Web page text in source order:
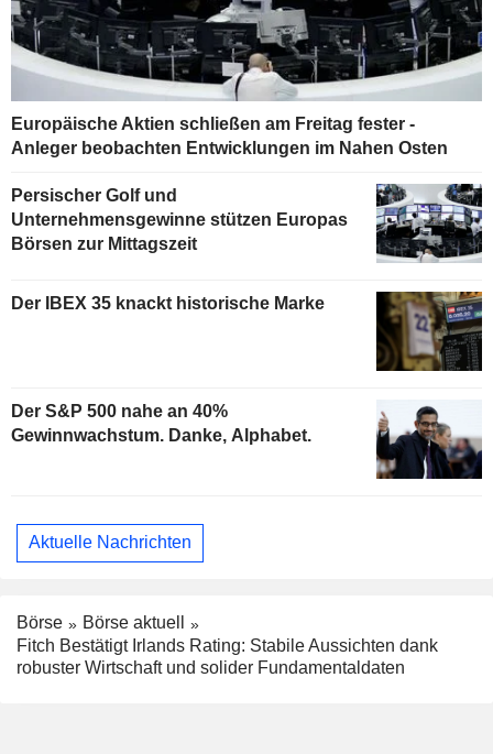
Europäische Aktien schließen am Freitag fester -
Anleger beobachten Entwicklungen im Nahen Osten
Persischer Golf und
Unternehmensgewinne stützen Europas
Börsen zur Mittagszeit
Der IBEX 35 knackt historische Marke
Der S&P 500 nahe an 40%
Gewinnwachstum. Danke, Alphabet.
Aktuelle Nachrichten
Börse
Börse aktuell
Fitch Bestätigt Irlands Rating: Stabile Aussichten dank
robuster Wirtschaft und solider Fundamentaldaten